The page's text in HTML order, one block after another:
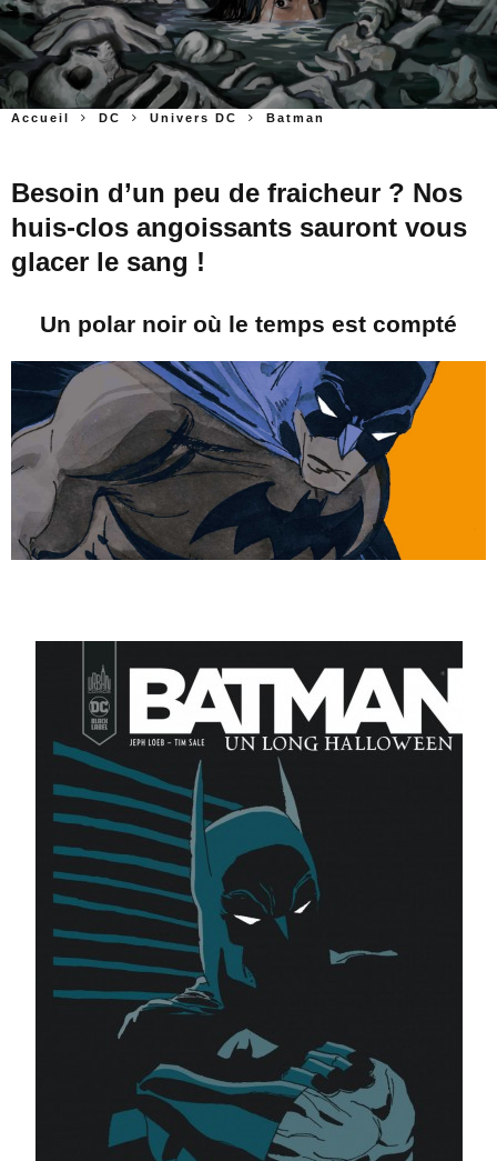
Accueil DC Univers DC Batman
Besoin d’un peu de fraicheur ? Nos
huis-clos angoissants sauront vous
glacer le sang !
Un polar noir où le temps est compté